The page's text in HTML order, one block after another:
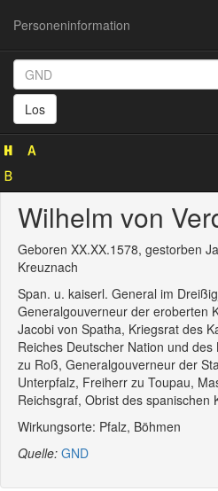
Personeninformation
Los
1019764341)
Wilhelm von
Geboren XX.XX.1578, gestorben
Kreuznach
Span. u. kaiserl. General im
Generalgouverneur der eroberten
Jacobi von Spatha, Kriegsrat des
Reiches Deutscher Nation und
zu Roß, Generalgouverneur der
Unterpfalz, Freiherr zu Toupau,
Reichsgraf, Obrist des spanischen
Wirkungsorte: Pfalz, Böhmen
Quelle: GND